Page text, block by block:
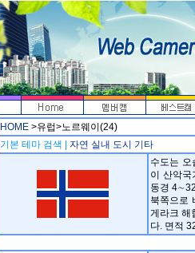
HOME>유럽>노르웨이(24)
기본 테마 검색 |
자연 실내 도시
기타
수도는
이 산악
동경
북쪽으로
게라크 해
다. 면적